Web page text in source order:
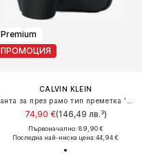
Premium
ПРОМОЦИЯ
CALVIN KLEIN
74,90 €(146,49 лв.³)
Първоначално: 89,90 €
Последна най-ниска цена:44,94 €